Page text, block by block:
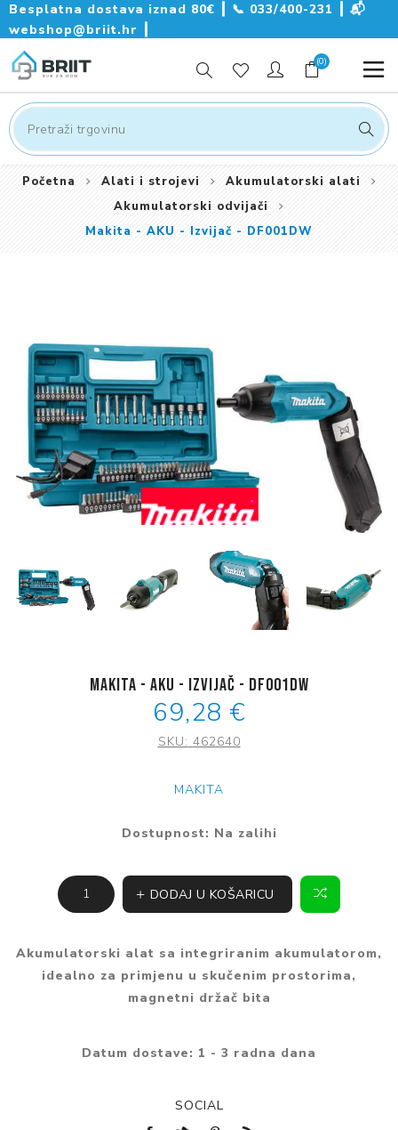
Besplatna dostava iznad 80€ ┃ 📞 033/400-231
📬
webshop@briit.hr
(0)
Početna Alati i strojevi
Akumulatorski alati
Akumulatorski odvijači
Makita - AKU - Izvijač - DF001DW
Makita - AKU - Izvijač - DF001DW
69,28 €
SKU: 462640
MAKITA
Dostupnost: Na zalihi
DODAJ U KOŠARICU
Akumulatorski alat sa integriranim akumulatorom,
idealno za primjenu u skučenim prostorima,
magnetni držač bita
Datum dostave: 1 - 3 radna dana
SOCIAL